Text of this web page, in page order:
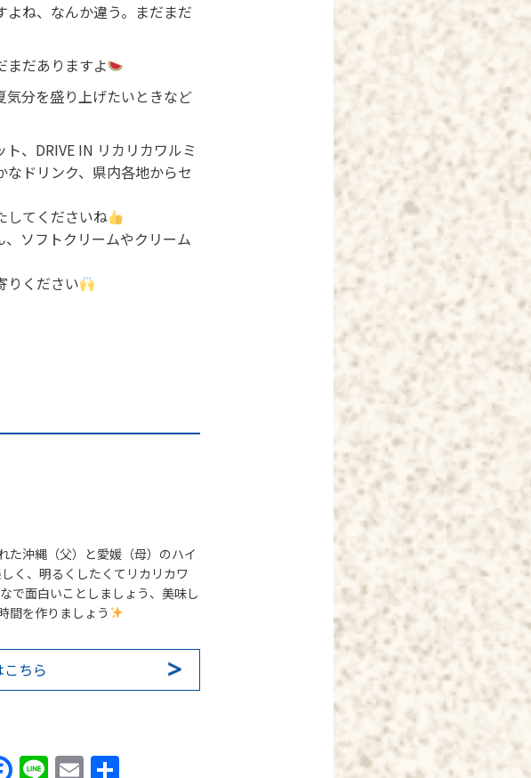
ね、なんか違う。まだまだ
まだありますよ
分を盛り上げたいときなど
、DRIVE IN リカリカワルミ
ドリンク、県内各地からセ
してくださいね
ソフトクリームやクリーム
りください
た沖縄（父）と愛媛（母）のハイ
く、明るくしたくてリカリカワ
で面白いことしましょう、美味し
間を作りましょう
ちら